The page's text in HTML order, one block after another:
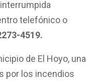
telefónico o
4519.
de El Hoyo, una
por los incendios